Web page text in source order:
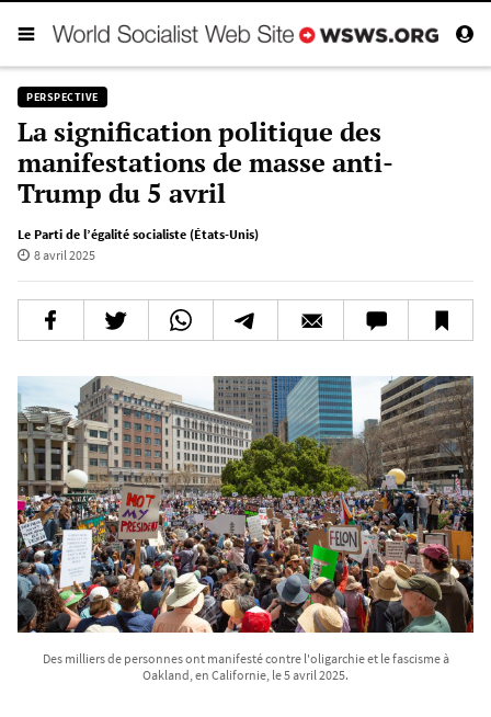
PERSPECTIVE
La signification politique des
manifestations de masse anti-
Trump du 5 avril
Le Parti de l’égalité socialiste (États-Unis)
8 avril 2025
Des milliers de personnes ont manifesté contre l'oligarchie et le fascisme à
Oakland, en Californie, le 5 avril 2025.